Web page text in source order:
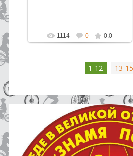
1114 0 0.0
1-12 13-15